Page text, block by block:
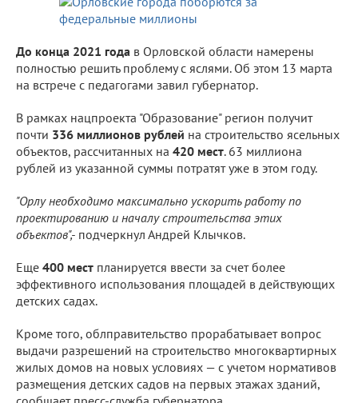
До конца 2021 года в Орловской области намерены
полностью решить проблему с яслями. Об этом 13 марта
на встрече с педагогами завил губернатор.
В рамках нацпроекта "Образование" регион получит
почти 336 миллионов рублей на строительство ясельных
объектов, рассчитанных на 420 мест. 63 миллиона
рублей из указанной суммы потратят уже в этом году.
"Орлу необходимо максимально ускорить работу по
проектированию и началу строительства этих
объектов",- подчеркнул Андрей Клычков.
Еще 400 мест планируется ввести за счет более
эффективного использования площадей в действующих
детских садах.
Кроме того, облправительство прорабатывает вопрос
выдачи разрешений на строительство многоквартирных
жилых домов на новых условиях — с учетом нормативов
размещения детских садов на первых этажах зданий,